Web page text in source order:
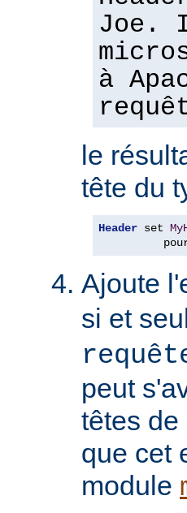
Joe.
à
le
tête du
Header set
Ajoute
si et
peut
têtes de
que cet
module